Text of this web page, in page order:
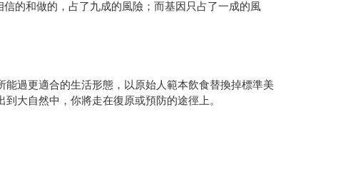
的和做的，占了九成的風險；而基因只占了一成的風
過更適合的生活形態，以原始人範本飲食替換掉標準美
大自然中，你將走在復原或預防的途徑上。